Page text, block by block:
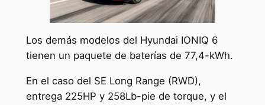
Los demás modelos del Hyundai IONIQ 6
tienen un paquete de baterías de 77,4-kWh.
En el caso del SE Long Range (RWD),
entrega 225HP y 258Lb-pie de torque, y el